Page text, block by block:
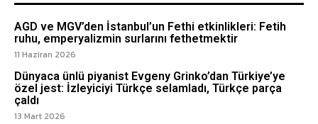
AGD ve MGV’den İstanbul’un Fethi etkinlikleri: Fetih
ruhu, emperyalizmin surlarını fethetmektir
11 Haziran 2026
Dünyaca ünlü piyanist Evgeny Grinko’dan Türkiye’ye
özel jest: İzleyiciyi Türkçe selamladı, Türkçe parça
çaldı
13 Mart 2026